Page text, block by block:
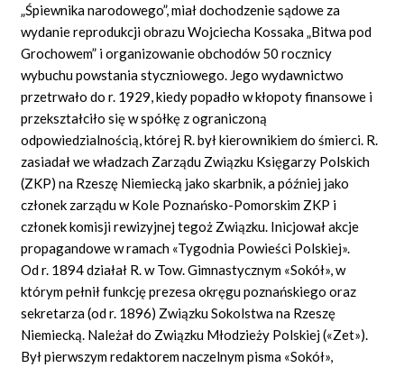
„Śpiewnika narodowego”, miał dochodzenie sądowe za
wydanie reprodukcji obrazu Wojciecha Kossaka „Bitwa pod
Grochowem” i organizowanie obchodów 50 rocznicy
wybuchu powstania styczniowego. Jego wydawnictwo
przetrwało do r. 1929, kiedy popadło w kłopoty finansowe i
przekształciło się w spółkę z ograniczoną
odpowiedzialnością, której R. był kierownikiem do śmierci. R.
zasiadał we władzach Zarządu Związku Księgarzy Polskich
(ZKP) na Rzeszę Niemiecką jako skarbnik, a później jako
członek zarządu w Kole Poznańsko-Pomorskim ZKP i
członek komisji rewizyjnej tegoż Związku. Inicjował akcje
propagandowe w ramach «Tygodnia Powieści Polskiej».
Od r. 1894 działał R. w Tow. Gimnastycznym «Sokół», w
którym pełnił funkcję prezesa okręgu poznańskiego oraz
sekretarza (od r. 1896) Związku Sokolstwa na Rzeszę
Niemiecką. Należał do Związku Młodzieży Polskiej («Zet»).
Był pierwszym redaktorem naczelnym pisma «Sokół»,